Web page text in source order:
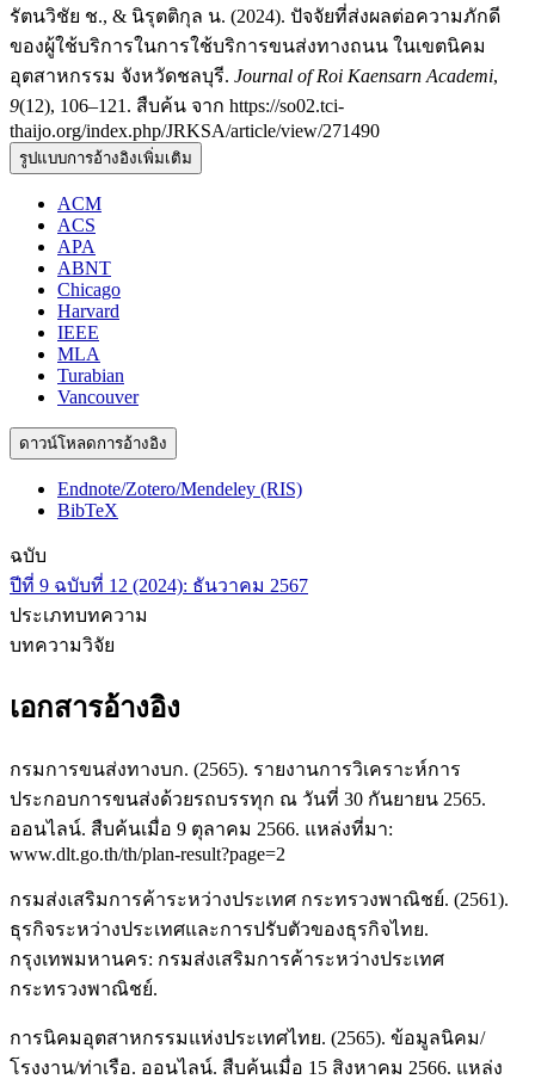
รัตนวิชัย ช., & นิรุตติกุล น. (2024). ปัจจัยที่ส่งผลต่อความภักดี
ของผู้ใช้บริการในการใช้บริการขนส่งทางถนน ในเขตนิคม
อุตสาหกรรม จังหวัดชลบุรี. Journal of Roi Kaensarn Academi,
9(12), 106–121. สืบค้น จาก https://so02.tci-
thaijo.org/index.php/JRKSA/article/view/271490
รูปแบบการอ้างอิงเพิ่มเติม
ACM
ACS
APA
ABNT
Chicago
Harvard
IEEE
MLA
Turabian
Vancouver
ดาวน์โหลดการอ้างอิง
Endnote/Zotero/Mendeley (RIS)
BibTeX
ฉบับ
ปีที่ 9 ฉบับที่ 12 (2024): ธันวาคม 2567
ประเภทบทความ
บทความวิจัย
เอกสารอ้างอิง
กรมการขนส่งทางบก. (2565). รายงานการวิเคราะห์การ
ประกอบการขนส่งด้วยรถบรรทุก ณ วันที่ 30 กันยายน 2565.
ออนไลน์. สืบค้นเมื่อ 9 ตุลาคม 2566. แหล่งที่มา:
www.dlt.go.th/th/plan-result?page=2
กรมส่งเสริมการค้าระหว่างประเทศ กระทรวงพาณิชย์. (2561).
ธุรกิจระหว่างประเทศและการปรับตัวของธุรกิจไทย.
กรุงเทพมหานคร: กรมส่งเสริมการค้าระหว่างประเทศ
กระทรวงพาณิชย์.
การนิคมอุตสาหกรรมแห่งประเทศไทย. (2565). ข้อมูลนิคม/
โรงงาน/ท่าเรือ. ออนไลน์. สืบค้นเมื่อ 15 สิงหาคม 2566. แหล่ง